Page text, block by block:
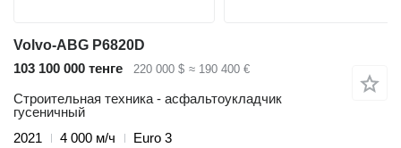
Volvo-ABG P6820D
103 100 000 тенге
220 000 $ ≈ 190 400 €
Строительная техника - асфальтоукладчик
гусеничный
2021
4 000 м/ч
Euro 3